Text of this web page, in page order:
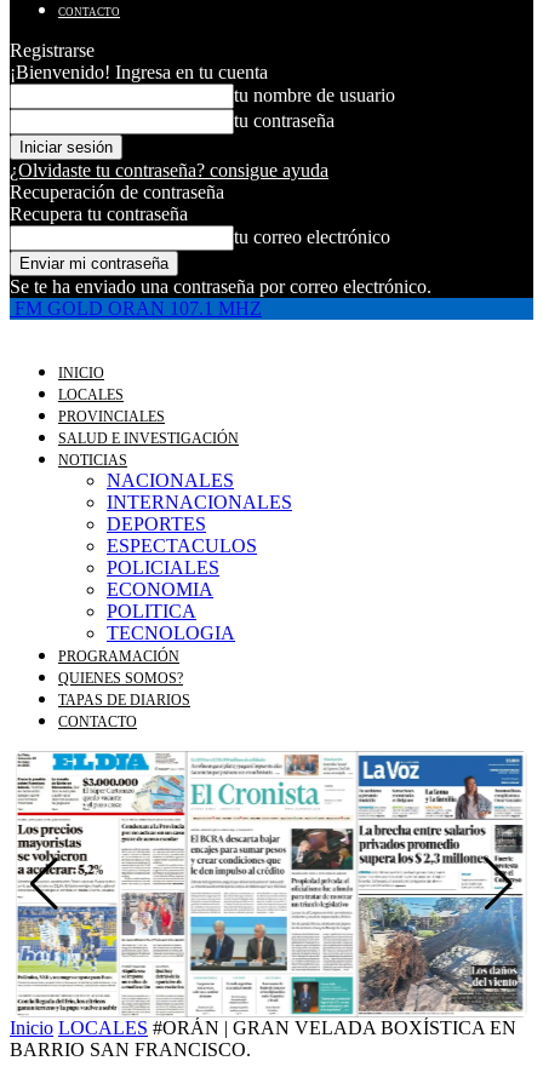
CONTACTO
Registrarse
¡Bienvenido! Ingresa en tu cuenta
tu nombre de usuario
tu contraseña
¿Olvidaste tu contraseña? consigue ayuda
Recuperación de contraseña
Recupera tu contraseña
tu correo electrónico
Se te ha enviado una contraseña por correo electrónico.
FM GOLD ORAN 107.1 MHZ
INICIO
LOCALES
PROVINCIALES
SALUD E INVESTIGACIÓN
NOTICIAS
NACIONALES
INTERNACIONALES
DEPORTES
ESPECTACULOS
POLICIALES
ECONOMIA
POLITICA
TECNOLOGIA
PROGRAMACIÓN
QUIENES SOMOS?
TAPAS DE DIARIOS
CONTACTO
Inicio LOCALES #ORÁN | GRAN VELADA BOXÍSTICA EN
BARRIO SAN FRANCISCO.